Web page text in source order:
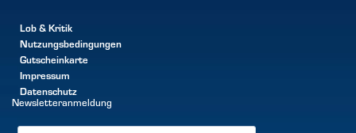
Lob & Kritik
Nutzungsbedingungen
Gutscheinkarte
Impressum
Datenschutz
Newsletteranmeldung